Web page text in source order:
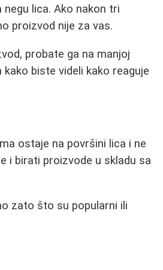
negu lica. Ako nakon tri
proizvod nije za vas.
probate ga na manjoj
biste videli kako reaguje
ostaje na površini lica i ne
i birati proizvode u skladu sa
zato što su popularni ili